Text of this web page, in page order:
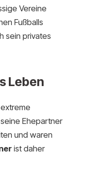
Vereine
Fußballs
sein privates
Leben
Ehepartner
und waren
ist daher